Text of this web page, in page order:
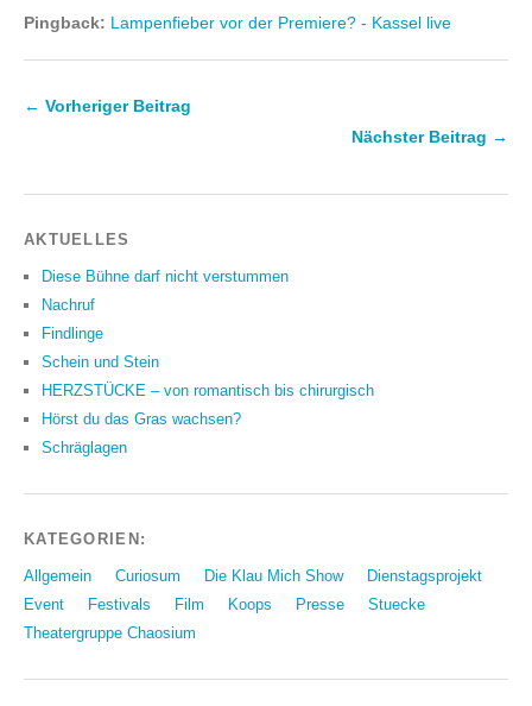
Pingback: Lampenfieber vor der Premiere? - Kassel live
← Vorheriger Beitrag
Nächster Beitrag →
AKTUELLES
Diese Bühne darf nicht verstummen
Nachruf
Findlinge
Schein und Stein
HERZSTÜCKE – von romantisch bis chirurgisch
Hörst du das Gras wachsen?
Schräglagen
KATEGORIEN:
Allgemein Curiosum Die Klau Mich Show
Dienstagsprojekt
Event
Festivals Film Koops Presse
Stuecke
Theatergruppe Chaosium